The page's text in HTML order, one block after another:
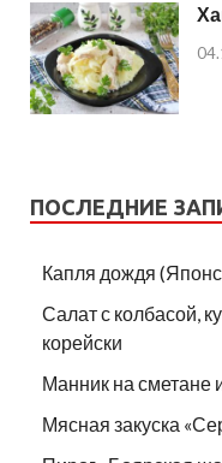
ПОСЛЕДНИЕ
Капля дождя
Салат с колбасой,
корейски
Манник на сметане
Мясная закуска